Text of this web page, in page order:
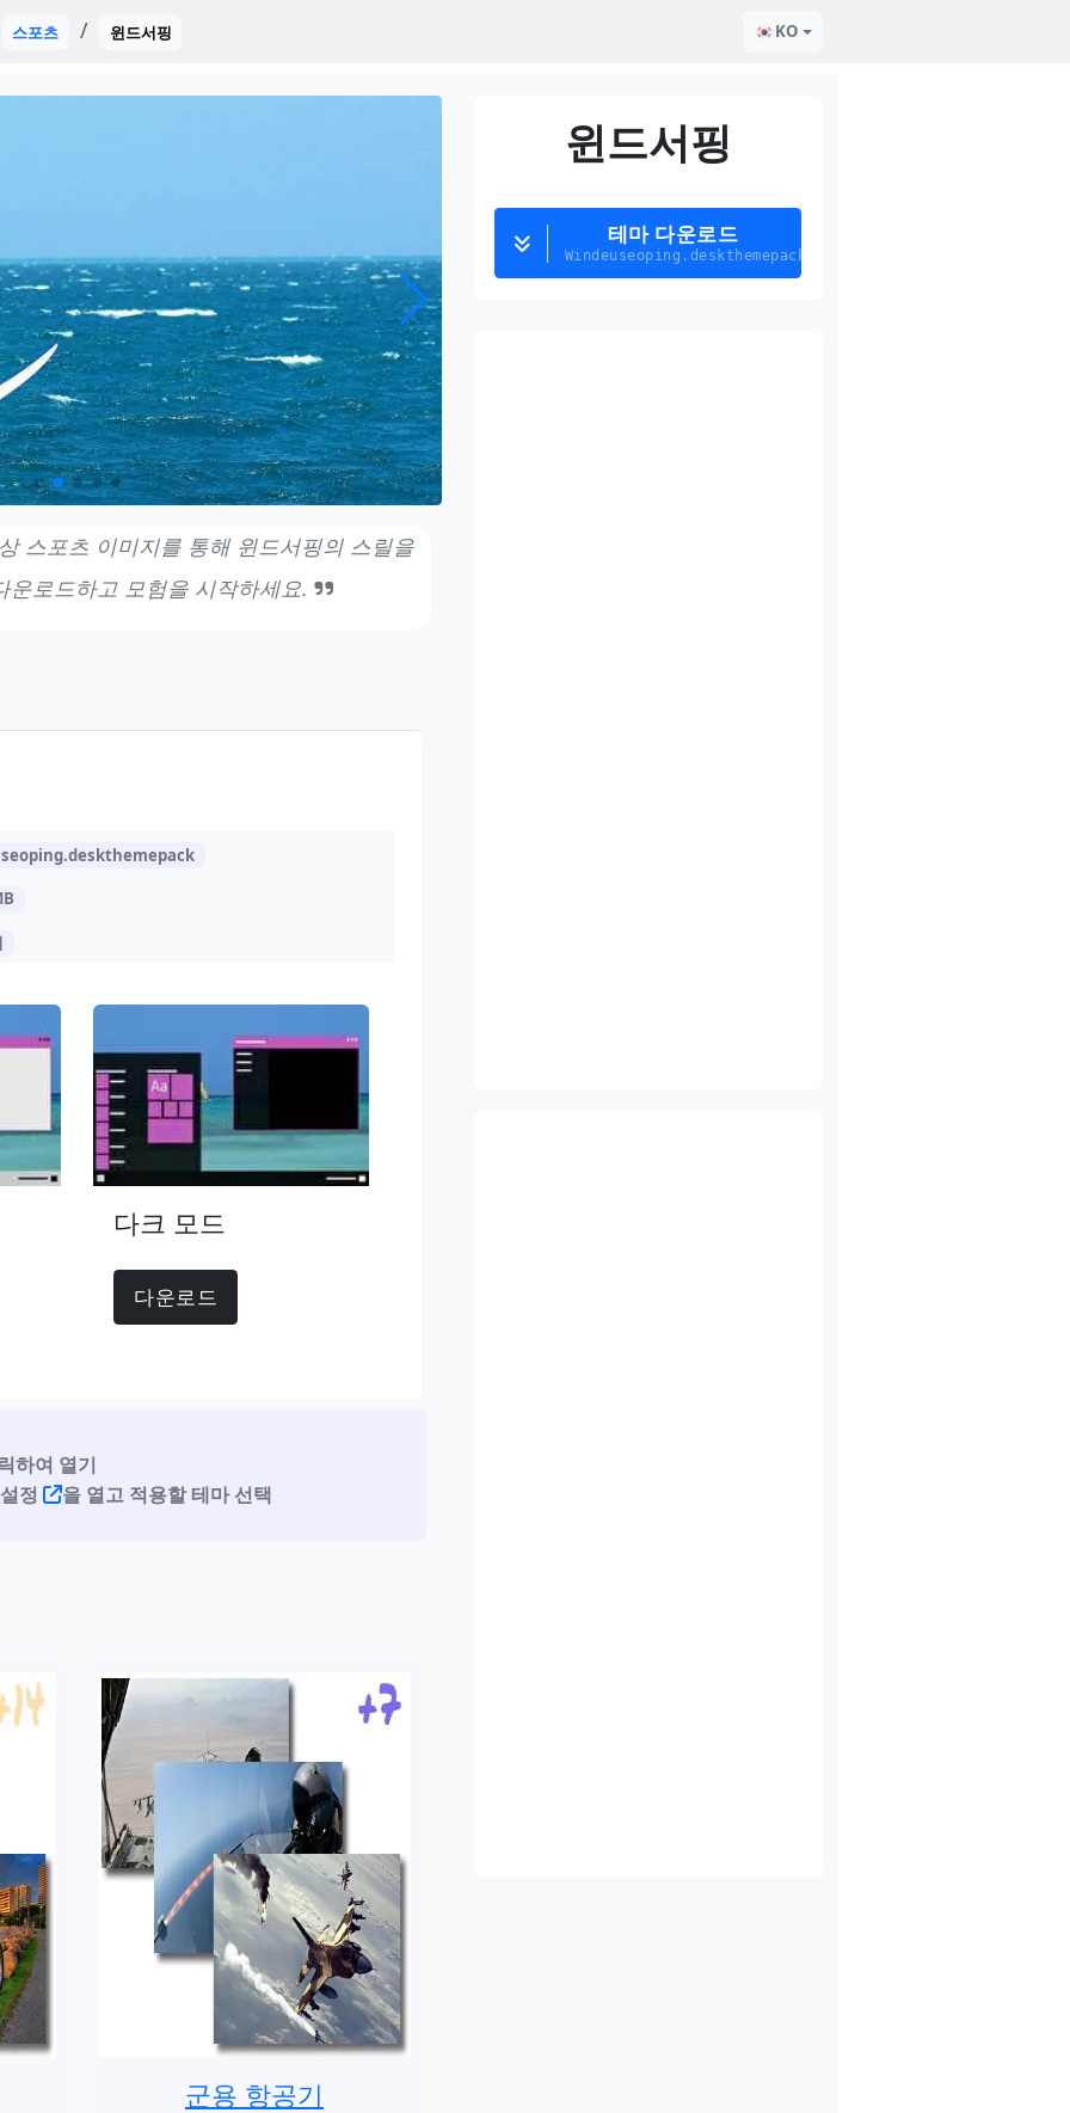
스포츠 윈드서핑 KO
스포츠 이미지를 통해 윈드서핑의 스릴을
운로드하고 모험을 시작하세요.
다크 모드
다운로드
하여 열기
정
을 열고 적용할 테마 선택
군용 항공기
윈드서핑
테마 다운로드
Windeuseoping.deskthemepack